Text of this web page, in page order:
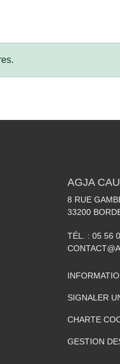
AGJA
8 RUE
33200
TÉL. : 05 56
SIGNALER
CHARTE
GESTION